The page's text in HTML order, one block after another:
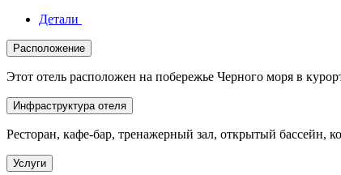
Детали
Расположение
Этот отель расположен на побережье Черного моря в
Инфраструктура отеля
Ресторан, кафе-бар, тренажерный зал, открытый бассейн,
Услуги